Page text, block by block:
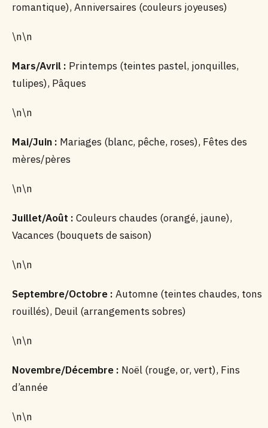
romantique), Anniversaires (couleurs joyeuses)
\n\n
Mars/Avril : Printemps (teintes pastel, jonquilles,
tulipes), Pâques
\n\n
Mai/Juin : Mariages (blanc, pêche, roses), Fêtes des
mères/pères
\n\n
Juillet/Août : Couleurs chaudes (orangé, jaune),
Vacances (bouquets de saison)
\n\n
Septembre/Octobre : Automne (teintes chaudes, tons
rouillés), Deuil (arrangements sobres)
\n\n
Novembre/Décembre : Noël (rouge, or, vert), Fins
d’année
\n\n